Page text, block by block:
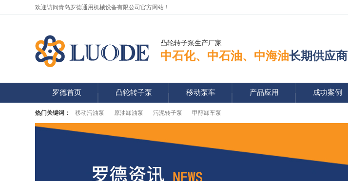
欢迎访问青岛罗德通用机械设备有限公司官方网站！
凸轮转子泵生产厂家
中石化、中石油、中海油长期供应商
罗德首页 凸轮转子泵 移动泵车 产品应用 成功案例
热门关键词： 移动污油泵 原油卸油泵 污泥转子泵 甲醇卸车泵